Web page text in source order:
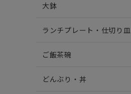
大鉢
ランチプレート・仕切り皿
ご飯茶碗
どんぶり・丼